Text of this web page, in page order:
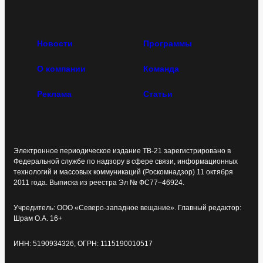
Новости Программы
О компании Команда
Реклама Статьи
Электронное периодическое издание ТВ-21 зарегистрировано в
Федеральной службе по надзору в сфере связи, информационных
технологий и массовых коммуникаций (Роскомнадзор) 11 октября
2011 года. Выписка из реестра Эл № ФС77–46924.
Учредитель: ООО «Северо-западное вещание». Главный редактор:
Шрам О.А. 16+
ИНН: 5190934326, ОГРН: 1115190010517